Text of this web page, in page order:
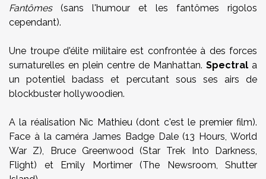
Fantômes(sans l'humour et les fantômes rigolos
cependant).
Une troupe d'élite militaire est confrontée à des forces
surnaturelles en plein centre de Manhattan. Spectral a
un potentiel badass et percutant sous ses airs de
blockbuster hollywoodien.
A la réalisation Nic Mathieu (dont c'est le premier film).
Face à la caméra James Badge Dale (13 Hours, World
War Z), Bruce Greenwood (Star Trek Into Darkness,
Flight) et Emily Mortimer (The Newsroom, Shutter